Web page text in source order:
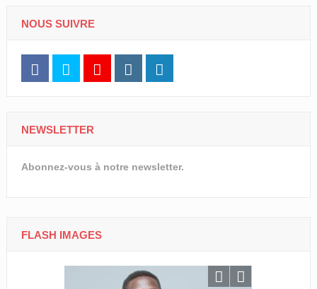
NOUS SUIVRE
NEWSLETTER
Abonnez-vous à notre newsletter.
FLASH IMAGES